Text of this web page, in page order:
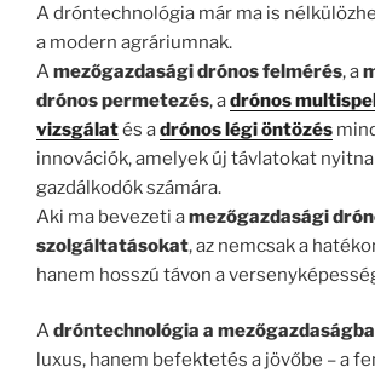
A dróntechnológia már ma is
a modern agráriumnak.
Amezőgazdasági drónos felmérés, a
drónos permetezés, adrónos
vizsgálatés adrónos légi öntözés
innovációk, amelyek új távlatokat
gazdálkodók számára.
Aki ma bevezeti amezőgazdasági
szolgáltatásokat, az nemcsak a
hanem hosszú távon a
Adróntechnológia a
luxus, hanem befektetés a jövőbe – a